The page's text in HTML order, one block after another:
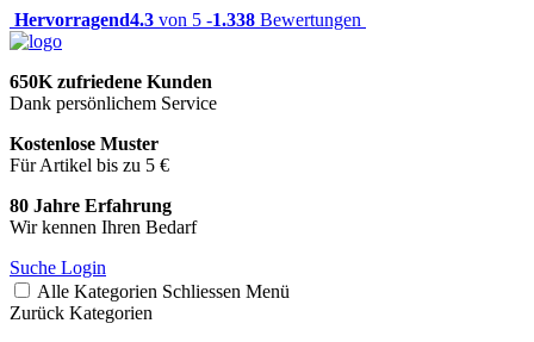
Hervorragend4.3 von 5 -1.338 Bewertungen
650K zufriedene Kunden
Dank persönlichem Service
Kostenlose Muster
Für Artikel bis zu 5 €
80 Jahre Erfahrung
Wir kennen Ihren Bedarf
Suche Login
Alle Kategorien Schliessen Menü
Zurück Kategorien